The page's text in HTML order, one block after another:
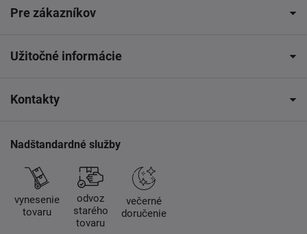
Pre zákazníkov
Užitočné informácie
Kontakty
Nadštandardné služby
vynesenie
tovaru
odvoz
starého
tovaru
večerné
doručenie